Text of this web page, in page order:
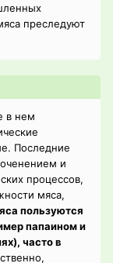
преследуют
в нем
Последние
и
процессов,
мяса,
пользуются
папаином и
часто в